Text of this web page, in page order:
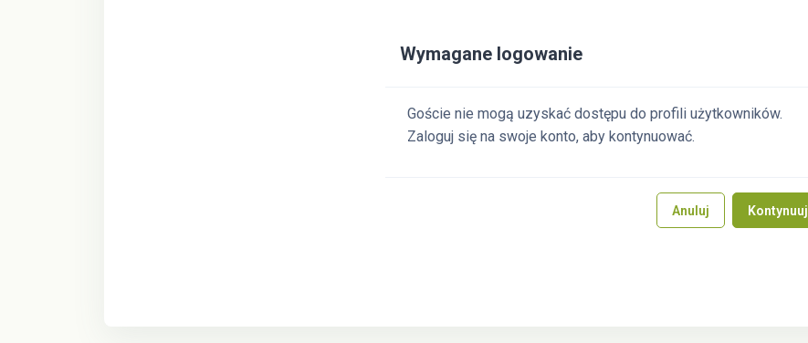
Wymagane logowanie
Goście nie mogą uzyskać dostępu do profili użytkowników.
Zaloguj się na swoje konto, aby kontynuować.
Anuluj Kontynuuj